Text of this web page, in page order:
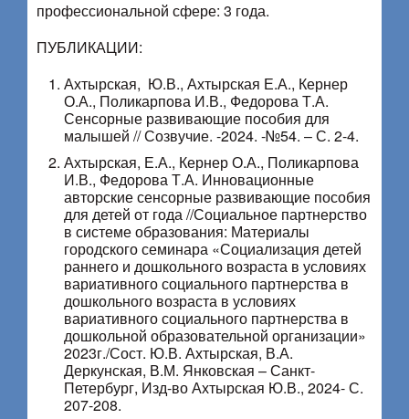
профессиональной сфере: 3 года.
ПУБЛИКАЦИИ:
Ахтырская, Ю.В., Ахтырская Е.А., Кернер
О.А., Поликарпова И.В., Федорова Т.А.
Сенсорные развивающие пособия для
малышей // Созвучие. -2024. -№54. – С. 2-4.
Ахтырская, Е.А., Кернер О.А., Поликарпова
И.В., Федорова Т.А. Инновационные
авторские сенсорные развивающие пособия
для детей от года //Социальное партнерство
в системе образования: Материалы
городского семинара «Социализация детей
раннего и дошкольного возраста в условиях
вариативного социального партнерства в
дошкольного возраста в условиях
вариативного социального партнерства в
дошкольной образовательной организации»
2023г./Сост. Ю.В. Ахтырская, В.А.
Деркунская, В.М. Янковская – Санкт-
Петербург, Изд-во Ахтырская Ю.В., 2024- С.
207-208.